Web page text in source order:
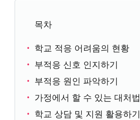
목차
학교 적응 어려움의 현황
부적응 신호 인지하기
부적응 원인 파악하기
가정에서 할 수 있는 대처법
학교 상담 및 지원 활용하기